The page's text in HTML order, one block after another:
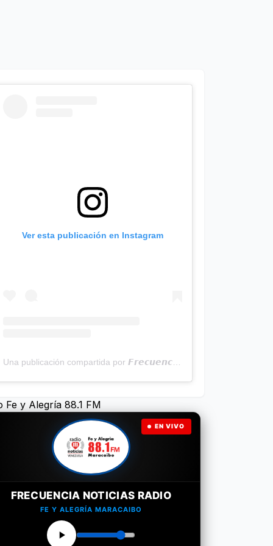
Ver esta publicación en Instagram
Una publicación compartida por 𝙁𝙧𝙚𝙘𝙪𝙚𝙣𝙘𝙞𝙖 𝙉𝙤𝙩𝙞𝙘𝙞𝙖𝙨 | Programa Radial (@frecuencianoticias)
Fe y Alegría 88.1 FM
EN VIVO
FRECUENCIA NOTICIAS RADIO
FE Y ALEGRÍA MARACAIBO